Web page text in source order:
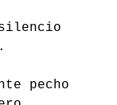
pecho